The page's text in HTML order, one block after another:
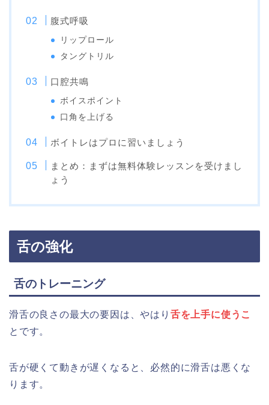
腹式呼吸
リップロール
タングトリル
口腔共鳴
ボイスポイント
口角を上げる
ボイトレはプロに習いましょう
まとめ：まずは無料体験レッスンを受けまし
ょう
舌の強化
舌のトレーニング
滑舌の良さの最大の要因は、やはり 舌を上手に使うこ
とです。
舌が硬くて動きが遅くなると、必然的に滑舌は悪くな
ります。